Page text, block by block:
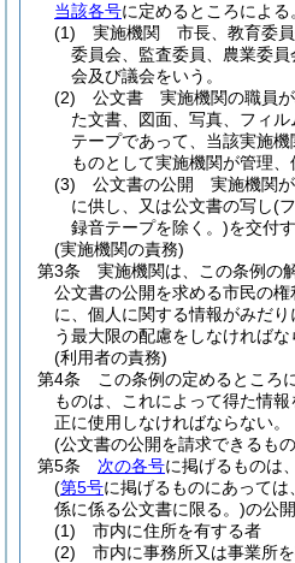
当該各号に定めるところによる
(1)
実施機関 市長、教育委
委員会、監査委員、農業委
会及び議会をいう。
(2)
公文書 実施機関の職員
た文書、図面、写真、フィ
テープであって、当該実施
ものとして実施機関が管理、
(3)
公文書の公開 実施機関
に供し、又は公文書の写し(
録音テープを除く。)を交付
(実施機関の責務)
第3条
実施機関は、この条例の
公文書の公開を求める市民の
に、個人に関する情報がみだ
う最大限の配慮をしなければな
(利用者の責務)
第4条
この条例の定めるところ
ものは、これによって得た情
正に使用しなければならない。
(公文書の公開を請求できるも
第5条
次の各号に掲げるものは
(第5号に掲げるものにあって
係に係る公文書に限る。)の公
(1)
市内に住所を有する者
(2)
市内に事務所又は事業所